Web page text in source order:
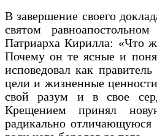
В завершение своего
святом
Патриарха Кирилла: «Что
Почему он те ясные и
исповедовал как
цели и жизненные
свой разум и в свое
Крещением принял
радикально